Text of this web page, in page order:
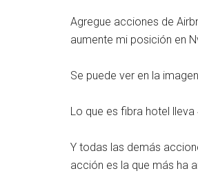
Agregue acciones de
aumente mi posición en
Se puede ver en la
Lo que es fibra hotel lleva
Y todas las demás
acción es la que más ha